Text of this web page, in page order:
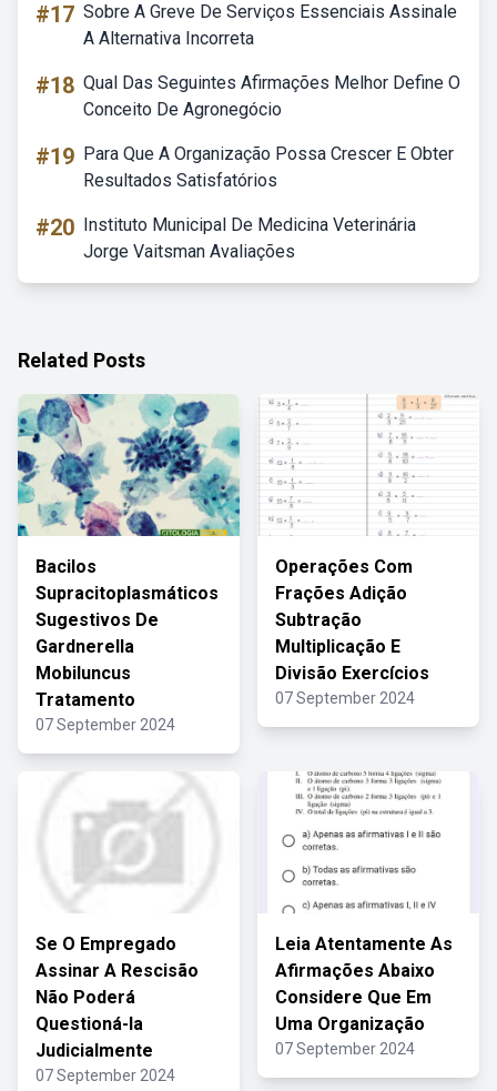
#17 Sobre A Greve De Serviços Essenciais Assinale
A Alternativa Incorreta
#18 Qual Das Seguintes Afirmações Melhor Define O
Conceito De Agronegócio
#19 Para Que A Organização Possa Crescer E Obter
Resultados Satisfatórios
#20 Instituto Municipal De Medicina Veterinária
Jorge Vaitsman Avaliações
Related Posts
Bacilos
Supracitoplasmáticos
Sugestivos De
Gardnerella
Mobiluncus
Tratamento
07 September 2024
Operações Com
Frações Adição
Subtração
Multiplicação E
Divisão Exercícios
07 September 2024
Se O Empregado
Assinar A Rescisão
Não Poderá
Questioná-la
Judicialmente
07 September 2024
Leia Atentamente As
Afirmações Abaixo
Considere Que Em
Uma Organização
07 September 2024